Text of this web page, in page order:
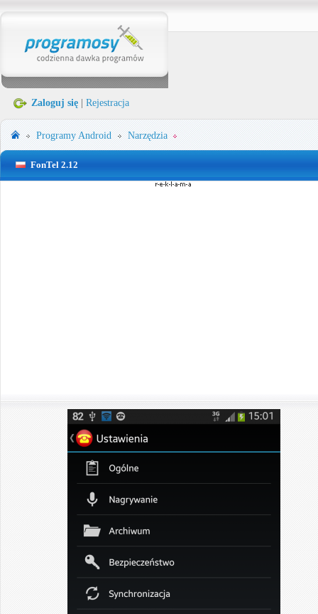
Zaloguj się Rejestracja
ProgramyAndroid Narzędzia
FonTel 2.12